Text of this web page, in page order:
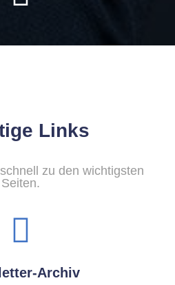
Links
zu den wichtigsten
Seiten.
Archiv